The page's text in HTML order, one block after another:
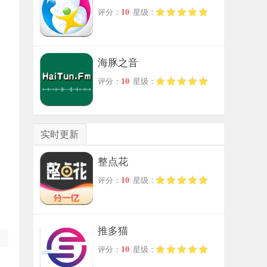
评分： 10 星级：
海豚之音
评分： 10 星级：
实时更新
整点花
评分： 10 星级：
推多猫
评分： 10 星级：